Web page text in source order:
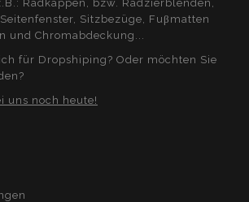
Radkappen, bzw. Radzierblenden,
Sitzbezüge, Fuβmatten
und Chromabdeckung...
für Dropshiping? Oder möchten Sie
uns noch heute!
Adobe Inc.